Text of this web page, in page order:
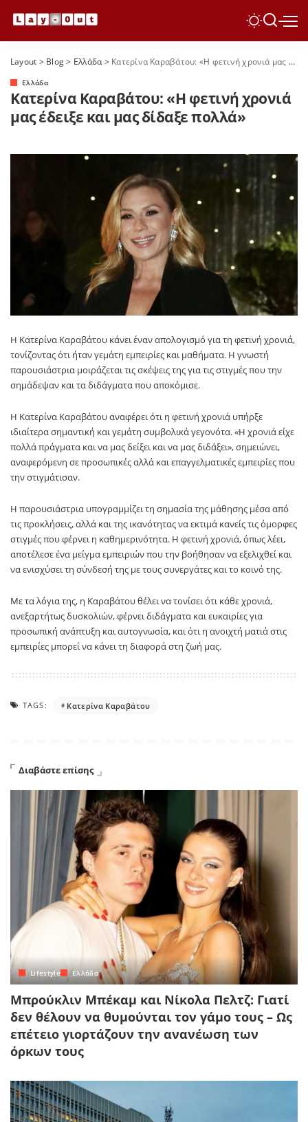
Layout > Blog> Ελλάδα> Κατερίνα Καραβάτου: «Η φετινή χρονιά μας έδειξε και μας δίδαξε πολλά»
Ελλάδα
Κατερίνα Καραβάτου: «Η φετινή χρονιά
μας έδειξε και μας δίδαξε πολλά»
Η Κατερίνα Καραβάτου κάνει έναν απολογισμό για τη φετινή χρονιά,
τονίζοντας ότι ήταν γεμάτη εμπειρίες και μαθήματα. Η γνωστή
παρουσιάστρια μοιράζεται τις σκέψεις της για τις στιγμές που την
σημάδεψαν και τα διδάγματα που αποκόμισε.
Η Κατερίνα Καραβάτου αναφέρει ότι η φετινή χρονιά υπήρξε
ιδιαίτερα σημαντική και γεμάτη συμβολικά γεγονότα. «Η χρονιά είχε
πολλά πράγματα και να μας δείξει και να μας διδάξει», σημειώνει,
αναφερόμενη σε προσωπικές αλλά και επαγγελματικές εμπειρίες που
την στιγμάτισαν.
Η παρουσιάστρια υπογραμμίζει τη σημασία της μάθησης μέσα από
τις προκλήσεις, αλλά και της ικανότητας να εκτιμά κανείς τις όμορφες
στιγμές που φέρνει η καθημερινότητα. Η φετινή χρονιά, όπως λέει,
αποτέλεσε ένα μείγμα εμπειριών που την βοήθησαν να εξελιχθεί και
να ενισχύσει τη σύνδεσή της με τους συνεργάτες και το κοινό της.
Με τα λόγια της, η Καραβάτου θέλει να τονίσει ότι κάθε χρονιά,
ανεξαρτήτως δυσκολιών, φέρνει διδάγματα και ευκαιρίες για
προσωπική ανάπτυξη και αυτογνωσία, και ότι η ανοιχτή ματιά στις
εμπειρίες μπορεί να κάνει τη διαφορά στη ζωή μας.
TAGS: Κατερίνα Καραβάτου
Διαβάστε επίσης
Lifestyle Ελλάδα
Μπρούκλιν Μπέκαμ και Νίκολα Πελτζ: Γιατί
δεν θέλουν να θυμούνται τον γάμο τους – Ως
επέτειο γιορτάζουν την ανανέωση των
όρκων τους